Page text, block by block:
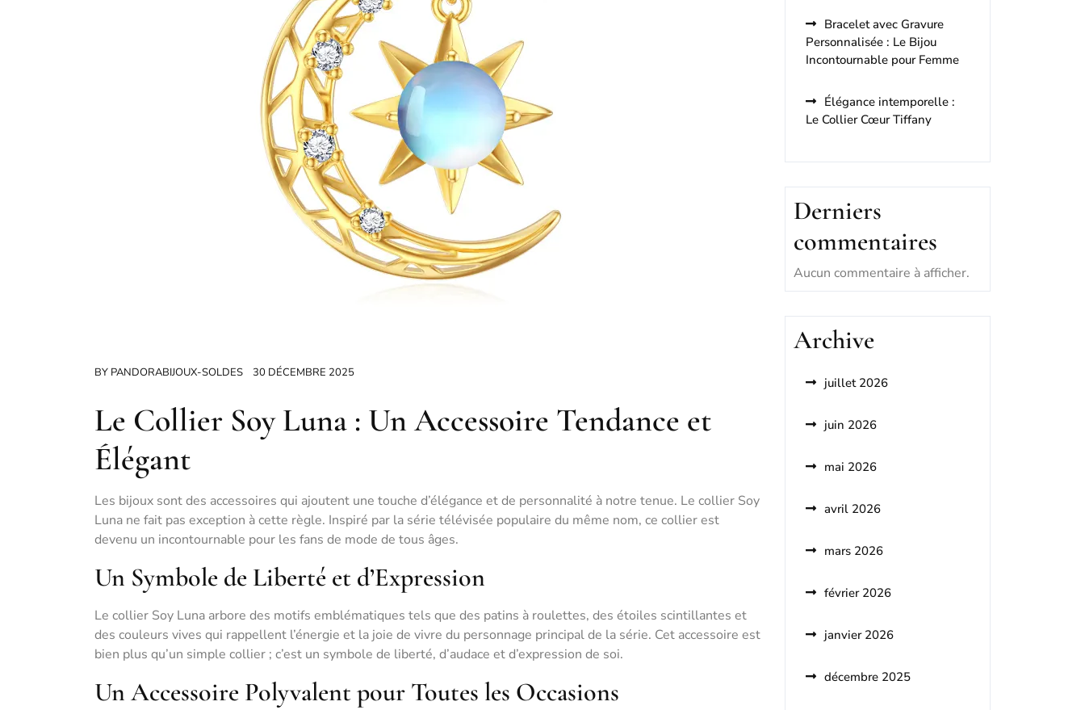
BY PANDORABIJOUX-SOLDES 30 DÉCEMBRE 2025
Le Collier Soy Luna : Un Accessoire Tendance et
Élégant
Les bijoux sont des accessoires qui ajoutent une touche d’élégance et de personnalité à notre tenue. Le collier Soy
Luna ne fait pas exception à cette règle. Inspiré par la série télévisée populaire du même nom, ce collier est
devenu un incontournable pour les fans de mode de tous âges.
Un Symbole de Liberté et d’Expression
Le collier Soy Luna arbore des motifs emblématiques tels que des patins à roulettes, des étoiles scintillantes et
des couleurs vives qui rappellent l’énergie et la joie de vivre du personnage principal de la série. Cet accessoire est
bien plus qu’un simple collier ; c’est un symbole de liberté, d’audace et d’expression de soi.
Un Accessoire Polyvalent pour Toutes les Occasions
Bracelet avec Gravure
Personnalisée : Le Bijou
Incontournable pour Femme
Élégance intemporelle :
Le Collier Cœur Tiffany
Derniers
commentaires
Aucun commentaire à afficher.
Archive
juillet 2026
juin 2026
mai 2026
avril 2026
mars 2026
février 2026
janvier 2026
décembre 2025